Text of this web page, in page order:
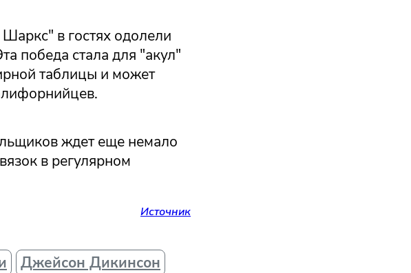
в гостях одолели
победа стала для "акул"
таблицы и может
ждет еще немало
в регулярном
Источник
Джейсон Дикинсон